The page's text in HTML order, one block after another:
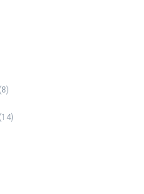
(8)
(14)